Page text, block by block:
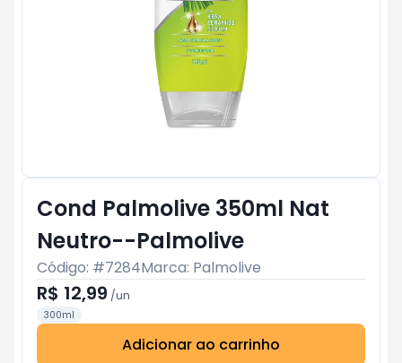
Cond Palmolive 350ml Nat
Neutro--Palmolive
Código: #7284Marca: Palmolive
R$ 12,99 /un
300ml
Adicionar ao carrinho